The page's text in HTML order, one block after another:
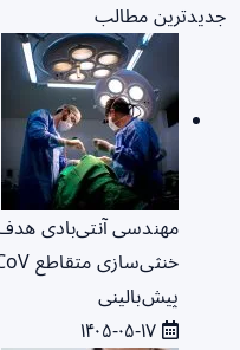
جدیدترین مطالب
مهندسی آنتی‌بادی
پیش‌بالینی